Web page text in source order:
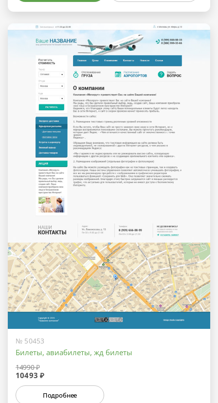
№ 50453
Билеты, авиабилеты, жд билеты
14990 ₽
10493 ₽
Подробнее